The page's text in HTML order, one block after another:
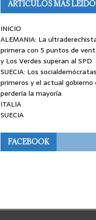
ARTÍCULOS MÁS
INICIO
ALEMANIA: La
primera con 5 puntos de
y Los Verdes superan al SPD
SUECIA: Los
primeros y el actual gobierno
perdería la mayoría
ITALIA
SUECIA
FACEBOOK